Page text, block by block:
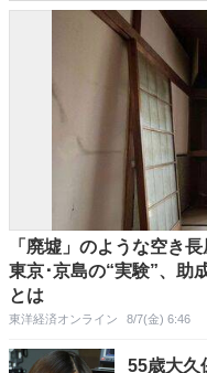
「廃墟」のような空き
東京･京島の“実験”、助
とは
東洋経済オンライン 8/7(金) 6:46
55歳大久